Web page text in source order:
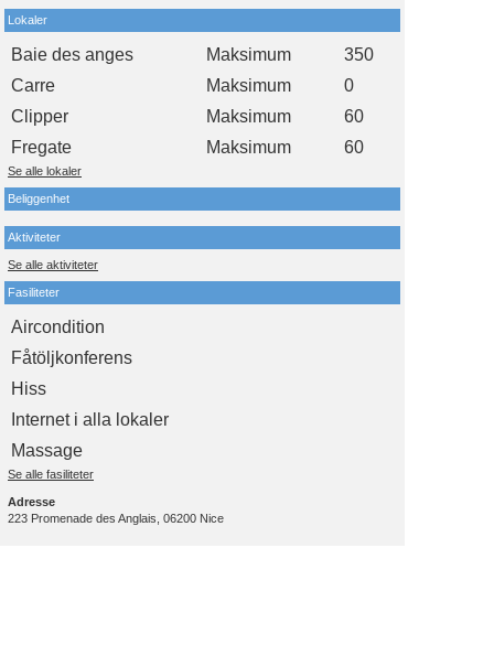
Lokaler
Baie des anges Maksimum
350
Carre
Maksimum
0
Clipper
Maksimum
60
Fregate
Maksimum 60
Se alle lokaler
Beliggenhet
Aktiviteter
Se alle aktiviteter
Fasiliteter
Aircondition
Fåtöljkonferens
Hiss
Internet i alla lokaler
Massage
Se alle fasiliteter
Adresse
223 Promenade des Anglais, 06200 Nice